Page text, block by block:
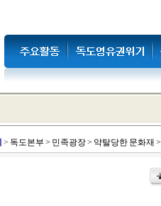
> 독도본부 > 민족광장> 약탈당한 문화재